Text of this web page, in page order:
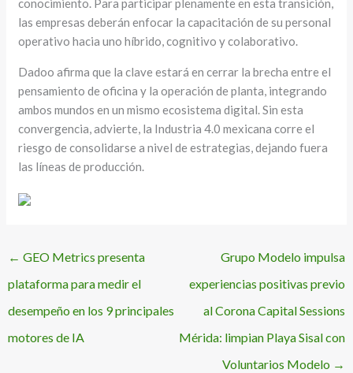
conocimiento. Para participar plenamente en esta transición,
las empresas deberán enfocar la capacitación de su personal
operativo hacia uno híbrido, cognitivo y colaborativo.
Dadoo afirma que la clave estará en cerrar la brecha entre el
pensamiento de oficina y la operación de planta, integrando
ambos mundos en un mismo ecosistema digital. Sin esta
convergencia, advierte, la Industria 4.0 mexicana corre el
riesgo de consolidarse a nivel de estrategias, dejando fuera
las líneas de producción.
← GEO Metrics presenta
plataforma para medir el
desempeño en los 9 principales
motores de IA
Grupo Modelo impulsa
experiencias positivas previo
al Corona Capital Sessions
Mérida: limpian Playa Sisal con
Voluntarios Modelo →